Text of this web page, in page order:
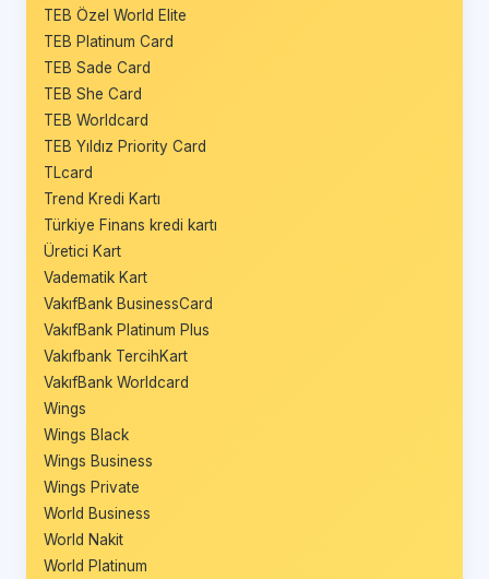
TEB Özel World Elite
TEB Platinum Card
TEB Sade Card
TEB She Card
TEB Worldcard
TEB Yıldız Priority Card
TLcard
Trend Kredi Kartı
Türkiye Finans kredi kartı
Üretici Kart
Vadematik Kart
VakıfBank BusinessCard
VakıfBank Platinum Plus
Vakıfbank TercihKart
VakıfBank Worldcard
Wings
Wings Black
Wings Business
Wings Private
World Business
World Nakit
World Platinum